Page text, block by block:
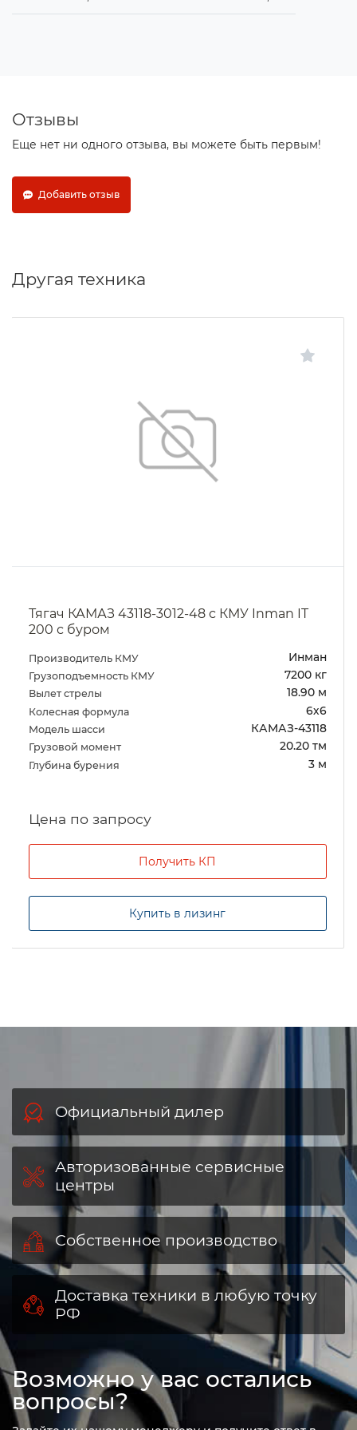
Отзывы
Еще нет ни одного отзыва, вы можете быть первым!
Добавить отзыв
Другая техника
Тягач КАМАЗ 43118-3012-48 с КМУ Inman IT
200 с буром
Производитель КМУ Инман
Грузоподъемность КМУ 7200 кг
Вылет стрелы 18.90 м
Колесная формула 6х6
Модель шасси КАМАЗ-43118
Грузовой момент 20.20 тм
Глубина бурения 3 м
Цена по запросу
Получить КП
Купить в лизинг
Официальный дилер
Авторизованные сервисные
центры
Собственное производство
Доставка техники в любую точку
РФ
Возможно у вас остались
вопросы?